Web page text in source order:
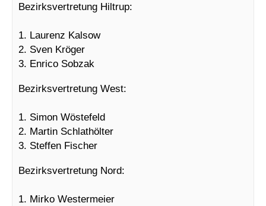
Bezirksvertretung Hiltrup:
1. Laurenz Kalsow
2. Sven Kröger
3. Enrico Sobzak
Bezirksvertretung West:
1. Simon Wöstefeld
2. Martin Schlathölter
3. Steffen Fischer
Bezirksvertretung Nord:
1. Mirko Westermeier